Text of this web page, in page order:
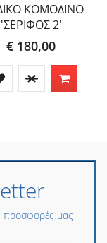
ΚΟΜΟΔΙΝΟ
'ΣΕΡΙΦΟΣ 2'
€ 180,00
προσφορές μας